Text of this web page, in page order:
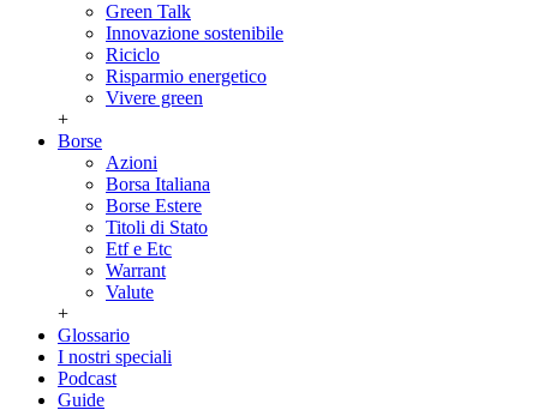
Green Talk
Innovazione sostenibile
Riciclo
Risparmio energetico
Vivere green
+
Borse
Azioni
Borsa Italiana
Borse Estere
Titoli di Stato
Etf e Etc
Warrant
Valute
+
Glossario
I nostri speciali
Podcast
Guide